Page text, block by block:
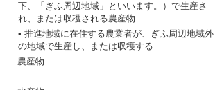
下、「ぎふ周辺地域 」といいます。） で生産さ
れ、または収穫される農産物
• 推進地域に在住する農業者が、ぎふ周辺地域外
の地域で生産 し、または収穫する
農産物